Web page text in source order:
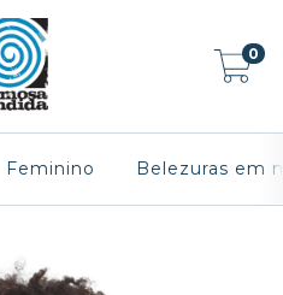
0
Feminino Belezuras em